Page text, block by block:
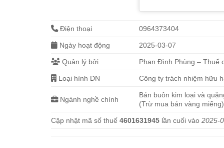
Điện thoại 0964373404
Ngày hoạt động 2025-03-07
Quản lý bởi Phan Đình Phùng – Thuế
Loại hình DN Công ty trách nhiệm hữu
Ngành nghề chính
Bán buôn kim loại và
(Trừ mua bán vàng miếng)
Cập nhật mã số thuế 4601631945 lần cuối vào 2025-